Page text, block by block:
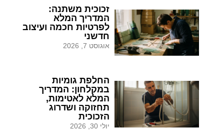
זכוכית משתנה:
המדריך המלא
לפרטיות חכמה ועיצוב
חדשני
אוגוסט 7, 2026
החלפת גומיות
במקלחון: המדריך
המלא לאטימות,
תחזוקה ושדרוג
הזכוכית
יולי 30, 2026